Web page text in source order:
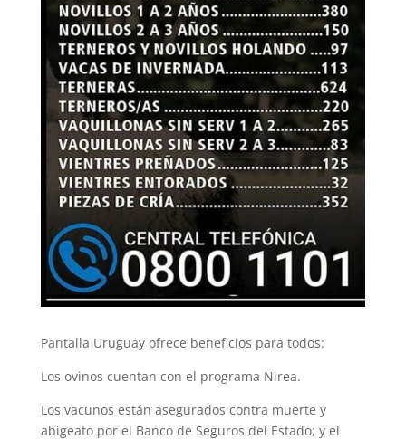
Pantalla Uruguay ofrece beneficios para todos:
Los ovinos cuentan con el programa Nirea.
Los vacunos están asegurados contra muerte y
abigeato por el Banco de Seguros del Estado; y el